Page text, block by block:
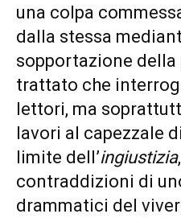
una colpa
dalla stessa
sopportazione della
trattato che
lettori, ma
lavori al capezzale
limite dell’ingiustizia
contraddizioni di
drammatici del